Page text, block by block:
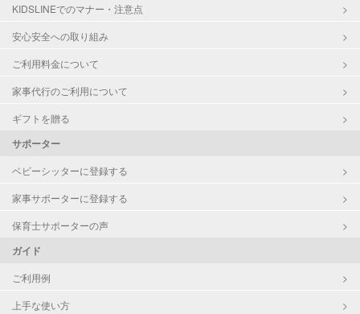
KIDSLINEでのマナー・注意点
安心安全への取り組み
ご利用料金について
家事代行のご利用について
ギフトを贈る
サポーター
ベビーシッターに登録する
家事サポーターに登録する
保育士サポーターの声
ガイド
ご利用例
上手な使い方